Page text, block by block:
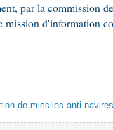
par la commission
mission d'information
de missiles anti-